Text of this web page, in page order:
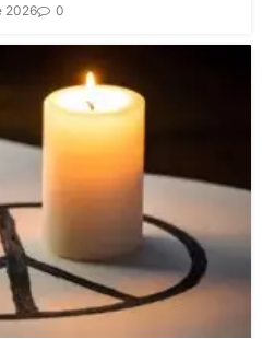
2026 0